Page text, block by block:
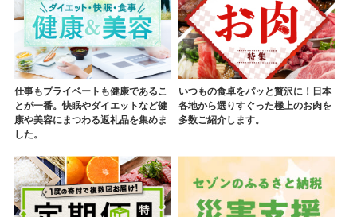
仕事もプライベートも健康であるこ
とが一番。快眠やダイエットなど健
康や美容にまつわる返礼品を集めま
した。
いつもの食卓をパッと贅沢に！日本
各地から選りすぐった極上のお肉を
多数ご紹介します。